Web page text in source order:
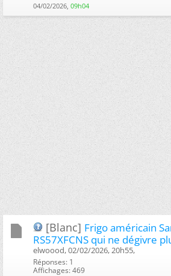
04/02/2026, 09h04
[Blanc] Frigo américain
RS57XFCNS qui ne dégivre
elwoood, 02/02/2026, 20h55, ‎
Réponses: 1
Affichages: 469